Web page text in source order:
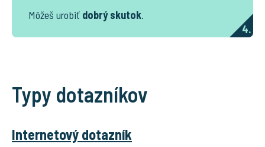
Môžeš urobiť dobrý skutok.
4.
Typy dotazníkov
Internetový dotazník